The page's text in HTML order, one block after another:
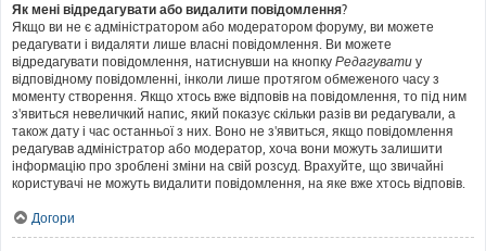
Як мені відредагувати або видалити повідомлення?
Якщо ви не є адміністратором або модератором форуму, ви можете
редагувати і видаляти лише власні повідомлення. Ви можете
відредагувати повідомлення, натиснувши на кнопку Редагувати у
відповідному повідомленні, інколи лише протягом обмеженого часу з
моменту створення. Якщо хтось вже відповів на повідомлення, то під ним
з'явиться невеличкий напис, який показує скільки разів ви редагували, а
також дату і час останньої з них. Воно не з'явиться, якщо повідомлення
редагував адміністратор або модератор, хоча вони можуть залишити
інформацію про зроблені зміни на свій розсуд. Врахуйте, що звичайні
користувачі не можуть видалити повідомлення, на яке вже хтось відповів.
Догори